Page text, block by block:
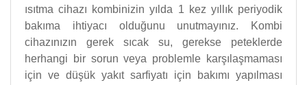
ısıtma cihazı kombinizin yılda 1 kez yıllık periyodik
bakıma ihtiyacı olduğunu unutmayınız. Kombi
cihazınızın gerek sıcak su, gerekse peteklerde
herhangi bir sorun veya problemle karşılaşmaması
için ve düşük yakıt sarfiyatı için bakımı yapılması